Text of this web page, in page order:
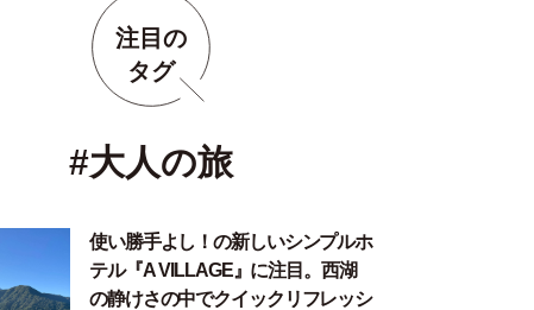
注目の
タグ
#大人の旅
使い勝手よし！の新しいシンプルホ
テル『A VILLAGE』に注目。西湖
の静けさの中でクイックリフレッシ